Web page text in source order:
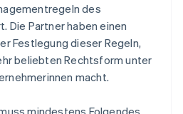
des
Die Partner haben einen
Festlegung dieser Regeln,
beliebten Rechtsform unter
macht.
mindestens Folgendes